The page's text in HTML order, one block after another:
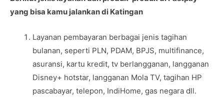
yang bisa kamu jalankan di Katingan
Layanan pembayaran berbagai jenis tagihan
bulanan, seperti PLN, PDAM, BPJS, multifinance,
asuransi, kartu kredit, tv berlangganan, langganan
Disney+ hotstar, langganan Mola TV, tagihan HP
pascabayar, telepon, IndiHome, gas negara dll.